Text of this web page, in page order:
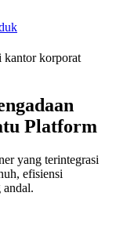
Platform
yang terintegrasi
efisiensi
andal.